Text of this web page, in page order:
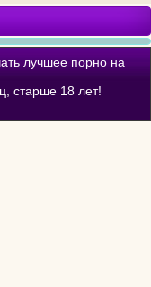
лучшее порно на
старше 18 лет!